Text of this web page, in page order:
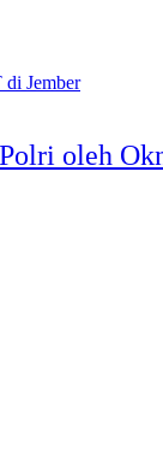
oleh